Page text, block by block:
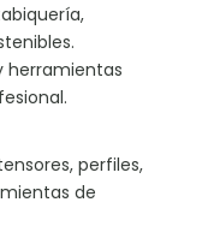
herramientas
perfiles,
de